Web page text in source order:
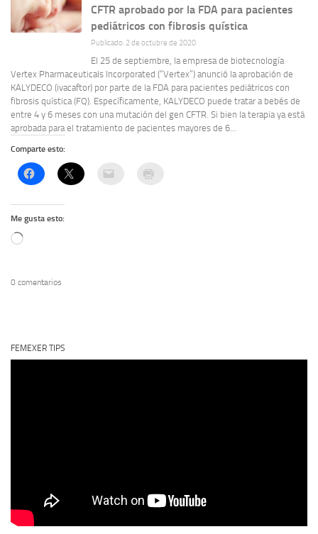
CFTR aprobado por la FDA para pacientes
pediátricos con fibrosis quística
Publicado: 2 de octubre de 2020
El 25 de septiembre, la empresa de biotecnología
Vertex Pharmaceuticals Incorporated (“Vertex”) anunció la aprobación de
KALYDECO (ivacaftor) por parte de la FDA para pacientes pediátricos con
fibrosis quística (FQ). Específicamente, KALYDECO puede tratar a bebés de
entre 4 y 6 meses con una mutación del gen CFTR. Si bien la terapia ya está
aprobada para el tratamiento de pacientes mayores de 6...
Comparte esto:
Me gusta esto:
Cargando...
0 comentarios
FEMEXER TIPS